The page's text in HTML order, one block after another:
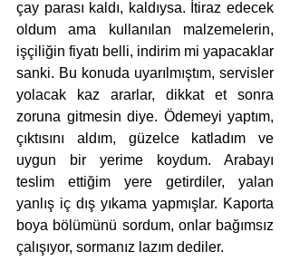
çay parası kaldı, kaldıysa. İtiraz edecek
oldum ama kullanılan malzemelerin,
işçiliğin fiyatı belli, indirim mi yapacaklar
sanki. Bu konuda uyarılmıştım, servisler
yolacak kaz ararlar, dikkat et sonra
zoruna gitmesin diye. Ödemeyi yaptım,
çıktısını aldım, güzelce katladım ve
uygun bir yerime koydum. Arabayı
teslim ettiğim yere getirdiler, yalan
yanlış iç dış yıkama yapmışlar. Kaporta
boya bölümünü sordum, onlar bağımsız
çalışıyor, sormanız lazım dediler.